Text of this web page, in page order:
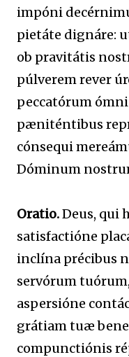
impóni
pietáte dignáre:
ob pravitátis
púlverem rever
peccatórum
pæniténtibus
cónsequi
Dóminum
Oratio.Deus, qui
satisfactióne
inclína précibus
servórum
aspersióne
grátiam tuæ
compunctiónis